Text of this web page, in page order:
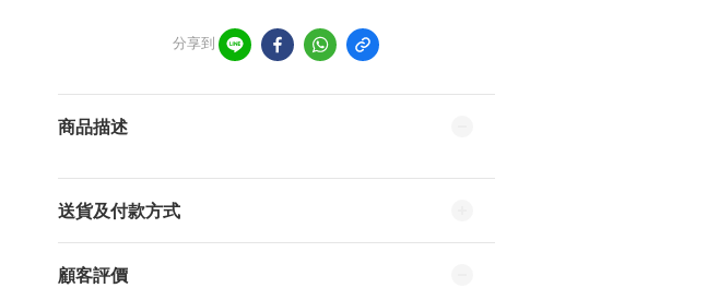
分享到
商品描述
送貨及付款方式
顧客評價